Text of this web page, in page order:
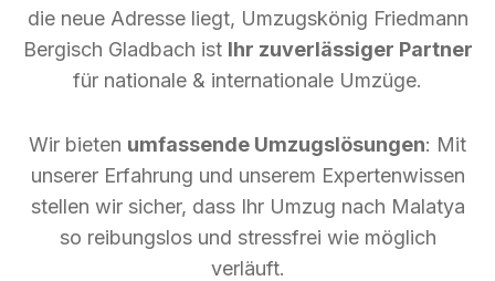
die neue Adresse liegt, Umzugskönig Friedmann
Bergisch Gladbach ist Ihr zuverlässiger Partner
für nationale & internationale Umzüge.
Wir bieten umfassende Umzugslösungen: Mit
unserer Erfahrung und unserem Expertenwissen
stellen wir sicher, dass Ihr Umzug nach Malatya
so reibungslos und stressfrei wie möglich
verläuft.